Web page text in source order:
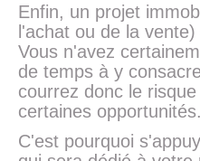
Enfin, un projet
l'achat ou de la
Vous n'avez
de temps à y
courrez donc le
certaines opportunités.
C'est pourquoi